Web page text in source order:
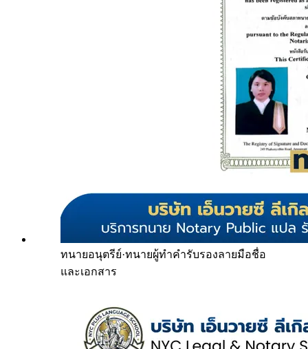
ทนายอนุตรีย์·ทนายผู้ทำคำรับรองลายมือชื่อ
และเอกสาร